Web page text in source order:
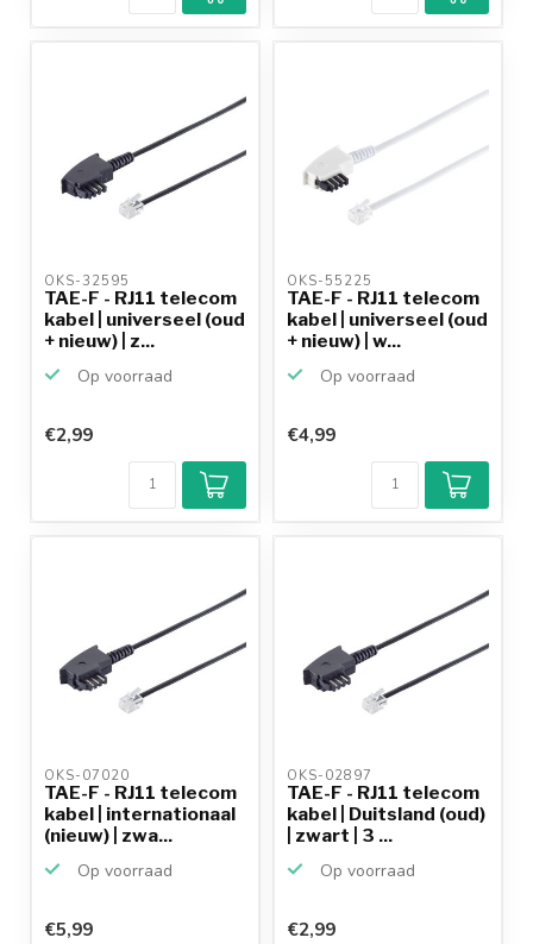
OKS-32595
TAE-F - RJ11 telecom
kabel | universeel (oud
+ nieuw) | z...
Op voorraad
€2,99
OKS-55225
TAE-F - RJ11 telecom
kabel | universeel (oud
+ nieuw) | w...
Op voorraad
€4,99
OKS-07020
TAE-F - RJ11 telecom
kabel | internationaal
(nieuw) | zwa...
Op voorraad
€5,99
OKS-02897
TAE-F - RJ11 telecom
kabel | Duitsland (oud)
| zwart | 3 ...
Op voorraad
€2,99